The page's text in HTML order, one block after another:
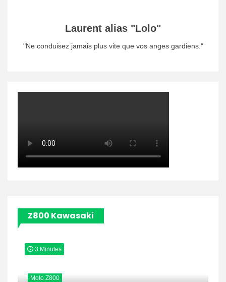
Laurent alias "Lolo"
"Ne conduisez jamais plus vite que vos anges gardiens."
Z800 Kawasaki
3 Minutes
Moto Z800